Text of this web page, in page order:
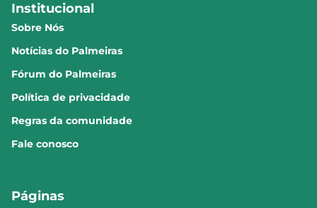
Institucional
Sobre Nós
Notícias do Palmeiras
Fórum do Palmeiras
Política de privacidade
Regras da comunidade
Fale conosco
Páginas